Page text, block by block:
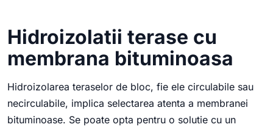
Hidroizolatii terase cu
membrana bituminoasa
Hidroizolarea teraselor de bloc, fie ele circulabile sau
necirculabile, implica selectarea atenta a membranei
bituminoase. Se poate opta pentru o solutie cu un